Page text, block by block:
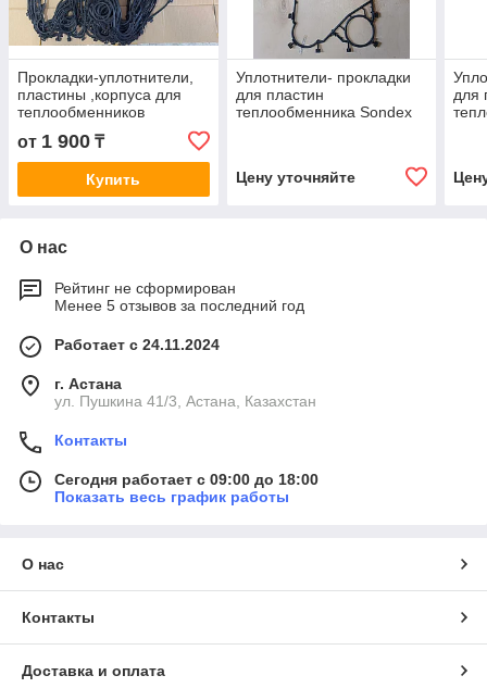
Прокладки-уплотнители,
пластины ,корпуса для
теплообменников
от 1 900 ₸
Купить
Уплотнители- прокладки
для пластин
теплообменника Sondex
Цену уточняйте
для
О нас
Рейтинг не сформирован
Менее 5 отзывов за последний год
Работает с 24.11.2024
г. Астана
ул. Пушкина 41/3, Астана, Казахстан
Контакты
Сегодня работает с 09:00 до 18:00
Показать весь график работы
О нас
Контакты
Доставка и оплата